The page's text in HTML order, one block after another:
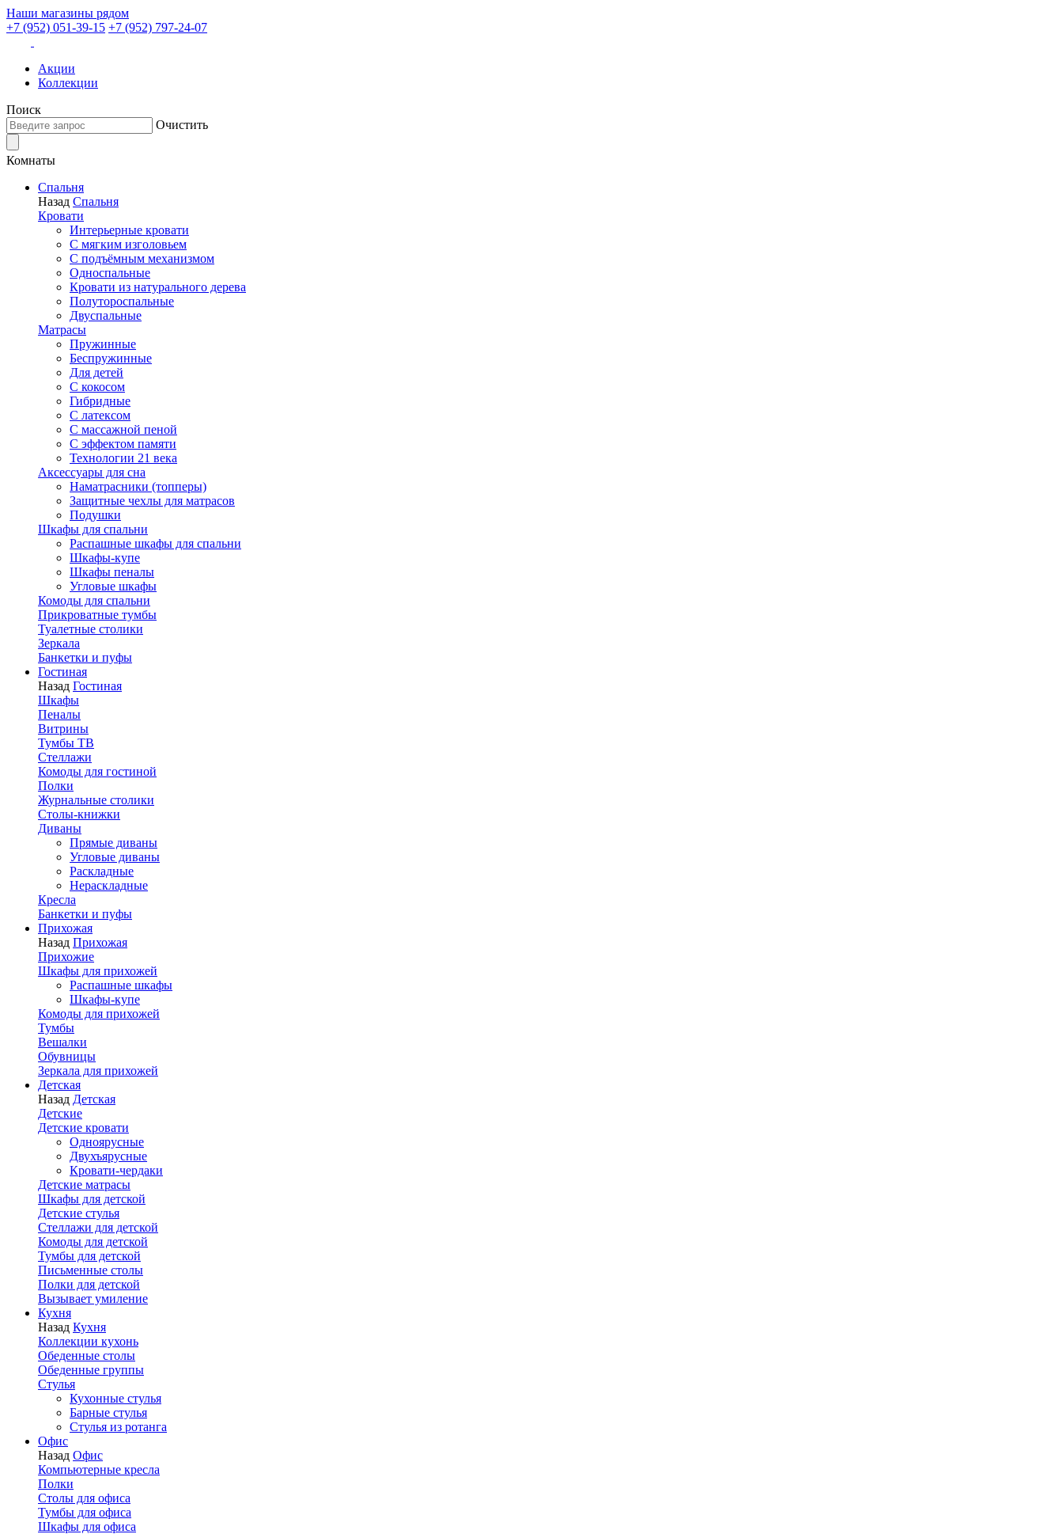
Наши магазины рядом
+7 (952) 051-39-15 +7 (952) 797-24-07
Акции
Коллекции
Поиск
Очистить
Комнаты
Спальня
Назад Спальня
Кровати
Интерьерные кровати
С мягким изголовьем
С подъёмным механизмом
Односпальные
Кровати из натурального дерева
Полутороспальные
Двуспальные
Матрасы
Пружинные
Беспружинные
Для детей
C кокосом
Гибридные
С латексом
С массажной пеной
С эффектом памяти
Технологии 21 века
Аксессуары для сна
Наматрасники (топперы)
Защитные чехлы для матрасов
Подушки
Шкафы для спальни
Распашные шкафы для спальни
Шкафы-купе
Шкафы пеналы
Угловые шкафы
Комоды для спальни
Прикроватные тумбы
Туалетные столики
Зеркала
Банкетки и пуфы
Гостиная
Назад Гостиная
Шкафы
Пеналы
Витрины
Тумбы ТВ
Стеллажи
Комоды для гостиной
Полки
Журнальные столики
Столы-книжки
Диваны
Прямые диваны
Угловые диваны
Раскладные
Нераскладные
Кресла
Банкетки и пуфы
Прихожая
Назад Прихожая
Прихожие
Шкафы для прихожей
Распашные шкафы
Шкафы-купе
Комоды для прихожей
Тумбы
Вешалки
Обувницы
Зеркала для прихожей
Детская
Назад Детская
Детские
Детские кровати
Одноярусные
Двухъярусные
Кровати-чердаки
Детские матрасы
Шкафы для детской
Детские стулья
Стеллажи для детской
Комоды для детской
Тумбы для детской
Письменные столы
Полки для детской
Вызывает умиление
Кухня
Назад Кухня
Коллекции кухонь
Обеденные столы
Обеденные группы
Стулья
Кухонные стулья
Барные стулья
Стулья из ротанга
Офис
Назад Офис
Компьютерные кресла
Полки
Столы для офиса
Тумбы для офиса
Шкафы для офиса